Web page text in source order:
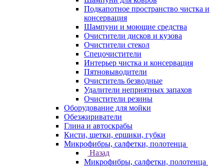
Подкапотное пространство чистка и
консервация
Шампуни и моющие средства
Очистители дисков и кузова
Очистители стекол
Спецочистители
Интерьер чистка и консервация
Пятновыводители
Очиститель безводные
Удалители неприятных запахов
Очистители резины
Оборудование для мойки
Обезжириватели
Глина и автоскрабы
Кисти, щетки, ершики, губки
Микрофибры, салфетки, полотенца
Назад
Микрофибры, салфетки, полотенца